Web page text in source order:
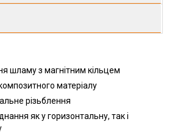
шламу з магнітним кільцем
матеріалу
різьблення
як у горизонтальну, так і